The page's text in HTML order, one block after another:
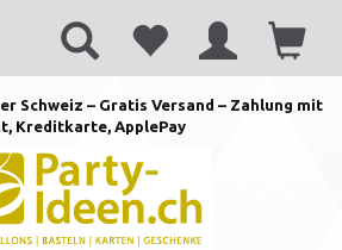
Schweiz – Gratis Versand – Zahlung mit
Kreditkarte, ApplePay